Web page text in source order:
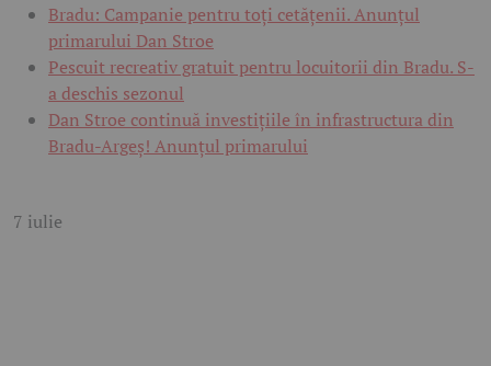
Bradu: Campanie pentru toți cetățenii. Anunțul
primarului Dan Stroe
Pescuit recreativ gratuit pentru locuitorii din Bradu. S-
a deschis sezonul
Dan Stroe continuă investițiile în infrastructura din
Bradu-Argeș! Anunțul primarului
7 iulie